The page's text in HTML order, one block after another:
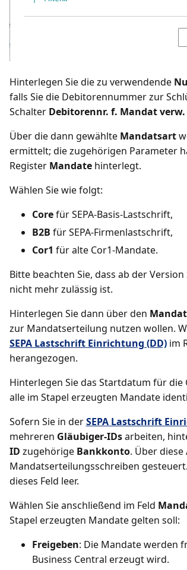
Hinterlegen Sie die zu verwendende
falls Sie die Debitorennummer zur
Schalter Debitorennr. f. Mandat verw.
Über die dann gewählte Mandatsart
ermittelt; die zugehörigen Parameter
Register Mandatehinterlegt.
Wählen Sie wie folgt:
Corefür SEPA-Basis-Lastschrift,
B2B für SEPA-Firmenlastschrift,
Cor1 für alte Cor1-Mandate.
Bitte beachten Sie, dass ab der Version
nicht mehr zulässig ist.
Hinterlegen Sie dann über den
zur Mandatserteilung nutzen wollen.
SEPA Lastschrift Einrichtung (DD)im
herangezogen.
Hinterlegen Sie das Startdatum für die
alle im Stapel erzeugten Mandate
Sofern Sie in derSEPA Lastschrift
mehreren Gläubiger-IDsarbeiten,
ID zugehörige Bankkonto. Über
Mandatserteilungsschreiben
dieses Feld leer.
Wählen Sie anschließend im Feld
Stapel erzeugten Mandate gelten soll:
Freigeben: Die Mandate werden
Business Central erzeugt wird.